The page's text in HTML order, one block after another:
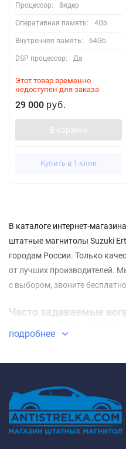
Процессор: 8ядер
Оперативная память: 4Gb
Внутренняя память: 64Gb
DSP процессор: Да
Этот товар временно
недоступен для заказа
29 000 руб.
В корзину
Купить в 1 клик
В каталоге интернет-
штатные магнитолы Suzuki
городам России. Только
от лучших производителей.
с выбором, звоните
Часто задаваемые
недорогие?
ТОП-3 недорогих товаров из
Suzuki Ertiga - ✓
Штатная
Ertiga (2018-2020)✓Штатная
Suzuki Ertiga (2018-2020)✓
подробнее